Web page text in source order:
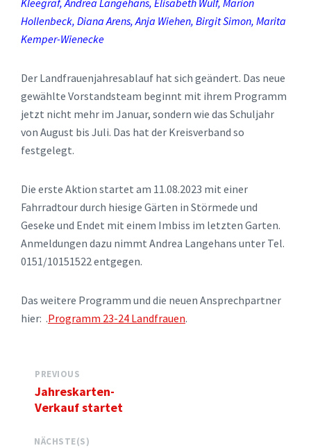
Kleegraf, Andrea Langehans, Elisabeth Wulf, Marion
Hollenbeck, Diana Arens, Anja Wiehen, Birgit Simon, Marita
Kemper-Wienecke
Der Landfrauenjahresablauf hat sich geändert. Das neue
gewählte Vorstandsteam beginnt mit ihrem Programm
jetzt nicht mehr im Januar, sondern wie das Schuljahr
von August bis Juli. Das hat der Kreisverband so
festgelegt.
Die erste Aktion startet am 11.08.2023 mit einer
Fahrradtour durch hiesige Gärten in Störmede und
Geseke und Endet mit einem Imbiss im letzten Garten.
Anmeldungen dazu nimmt Andrea Langehans unter Tel.
0151/10151522 entgegen.
Das weitere Programm und die neuen Ansprechpartner
hier: .Programm 23-24 Landfrauen.
PREVIOUS
Jahreskarten-
Verkauf startet
NÄCHSTE(S)